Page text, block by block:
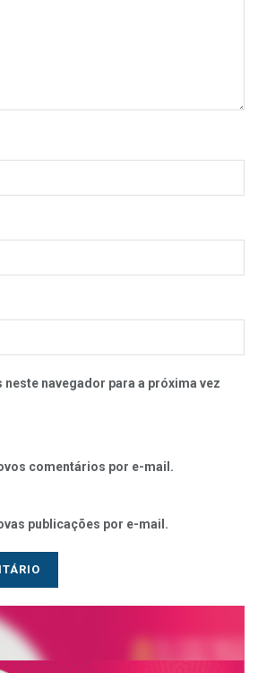
navegador para a próxima vez
comentários por e-mail.
publicações por e-mail.